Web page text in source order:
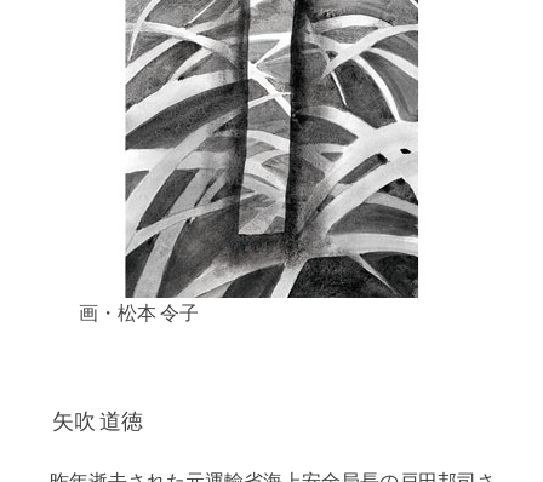
画・松本 令子
矢吹 道徳